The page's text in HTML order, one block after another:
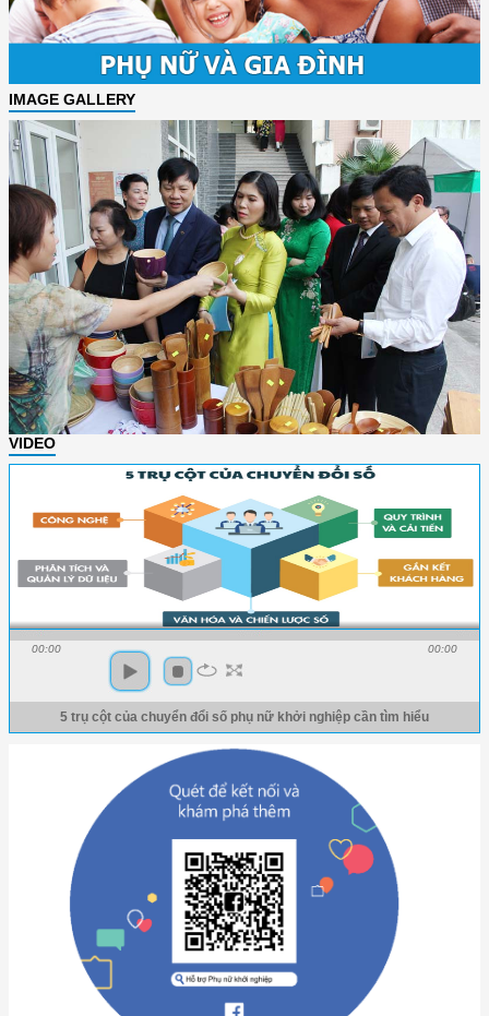
IMAGE GALLERY
VIDEO
00:00 00:00
5 trụ cột của chuyển đổi số phụ nữ khởi nghiệp cần tìm hiểu